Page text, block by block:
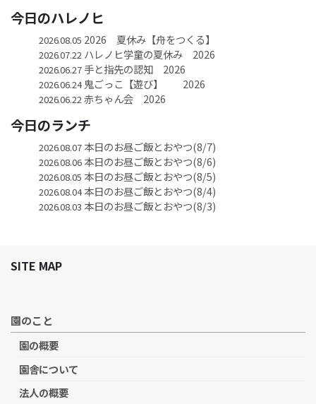
今日のハレノヒ
2026.08.05 2026 夏休み【舟をつくる】
2026.07.22ハレノヒ学童の夏休み 2026
2026.06.27手と指先の認知 2026
2026.06.24鬼ごっこ【遊び】 2026
2026.06.22赤ちゃん会 2026
今日のランチ
2026.08.07本日のお昼ご飯とおやつ(8/7)
2026.08.06本日のお昼ご飯とおやつ(8/6)
2026.08.05 本日のお昼ご飯とおやつ(8/5)
2026.08.04本日のお昼ご飯とおやつ(8/4)
2026.08.03 本日のお昼ご飯とおやつ(8/3)
SITE MAP
園のこと
園の概要
園舎について
法人の概要